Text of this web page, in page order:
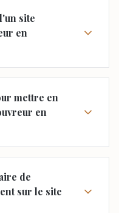
site
en
mettre en
en
de
sur le site